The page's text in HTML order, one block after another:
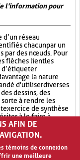
l'information pour
réseau
chacun par un
par des nœuds. Pour
flèches lient les
la nature
d'utiliser diverses
dessins, des
à rendre les
exercice de synthèse
à le faire à
la
un sujet et les
inhérents à
AFIN DE
témoins de connexion
une meilleure